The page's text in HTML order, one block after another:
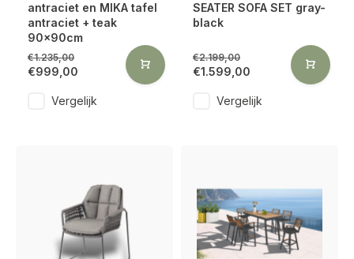
antraciet en MIKA tafel
antraciet + teak
90x90cm
€1.235,00
€999,00
Vergelijk
SEATER SOFA SET gray-
black
€2.199,00
€1.599,00
Vergelijk